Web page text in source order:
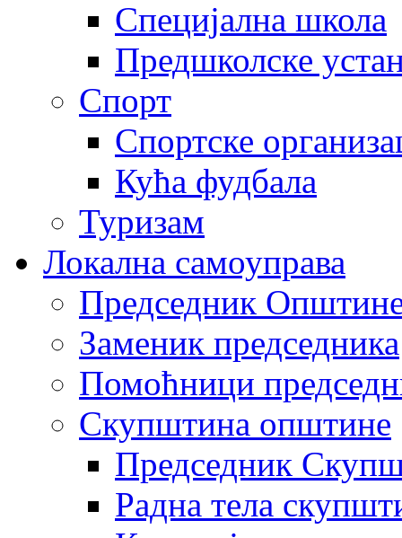
Специјална школа
Предшколске
Спорт
Спортске
Кућа фудбала
Туризам
Локална самоуправа
Председник
Заменик председника
Помоћници
Скупштина општине
Председник
Радна тела